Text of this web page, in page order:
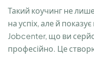
Такий коучинг не
на успіх, але й
Jobcenter, що ви
професійно. Це